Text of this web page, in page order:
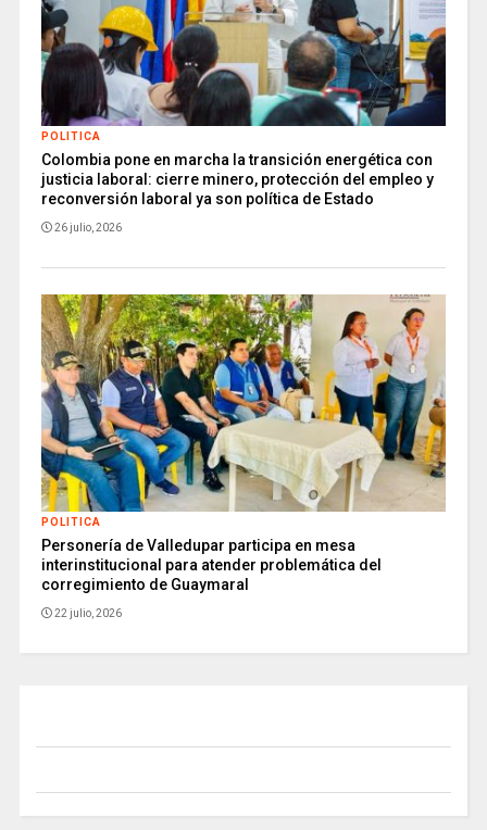
POLITICA
Colombia pone en marcha la transición energética con
justicia laboral: cierre minero, protección del empleo y
reconversión laboral ya son política de Estado
26 julio, 2026
POLITICA
Personería de Valledupar participa en mesa
interinstitucional para atender problemática del
corregimiento de Guaymaral
22 julio, 2026